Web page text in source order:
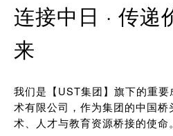
连接中日 · 传递
来
我们是【UST集团】旗下的重
术有限公司，作为集团的中国
术、人才与教育资源桥接的使命。